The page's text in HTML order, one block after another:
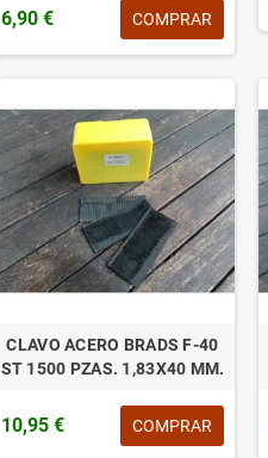
6,90 € COMPRAR
CLAVO ACERO BRADS F-40
ST 1500 PZAS. 1,83X40 MM.
10,95 € COMPRAR